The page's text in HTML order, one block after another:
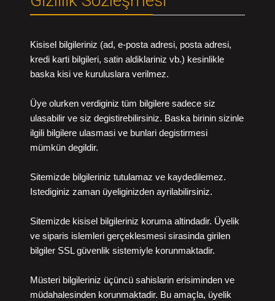
Kisisel bilgileriniz (ad, e-posta adresi, posta adresi,
kredi karti bilgileri, satin aldiklariniz vb.) kesinlikle
baska kisi ve kuruluslara verilmez.
Üye olurken verdiginiz tüm bilgilere sadece siz
ulasabilir ve siz degistirebilirsiniz. Baska birinin sizinle
ilgili bilgilere ulasmasi ve bunlari degistirmesi
mümkün degildir.
Sitemizde bilgileriniz tutulamaz ve kaydedilemez.
Istediginiz zaman üyeliginizden ayrilabilirsiniz.
Sitemizde kisisel bilgileriniz koruma altindadir. Üyelik
ve siparis islemleri gerçeklesmesi sirasinda girilen
bilgiler SSL güvenlik sistemiyle korunmaktadir.
Müsteri bilgileriniz üçüncü sahislarin erisiminden ve
müdahalesinden korunmaktadir. Bu amaçla, üyelik